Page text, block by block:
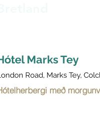
Marks Tey
Road, Marks Tey,
með